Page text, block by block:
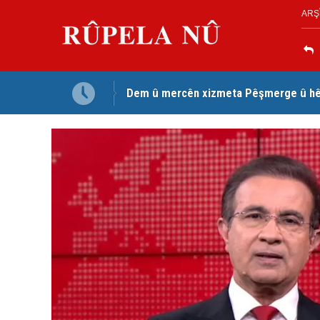
Dem û mercên xizmeta Pêşmerge û
Jina Kurd Şemsî Xusrevi, bi îdamê re